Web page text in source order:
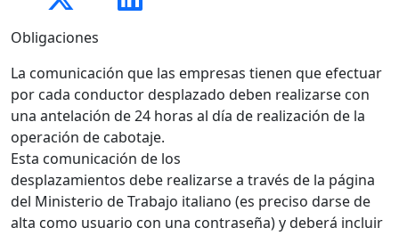
Obligaciones
La comunicación que las empresas tienen que efectuar
por cada conductor desplazado deben realizarse con
una antelación de 24 horas al día de realización de la
operación de cabotaje.
Esta comunicación de los
desplazamientos debe realizarse a través de la página
del Ministerio de Trabajo italiano (es preciso darse de
alta como usuario con una contraseña) y deberá incluir